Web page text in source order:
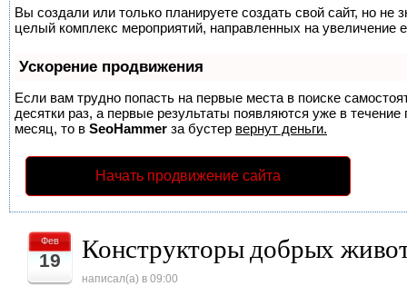
Вы создали или только планируете создать свой сайт, но не
целый комплекс мероприятий, направленных на увеличение
Ускорение продвижения
Если вам трудно попасть на первые места в поиске
десятки раз, а первые результаты появляются уже в
месяц, то в SeoHammer за бустер вернут деньги.
Начать продвижение сайта
Фев
19 Конструкторы добрых
написал(а) в 09:00